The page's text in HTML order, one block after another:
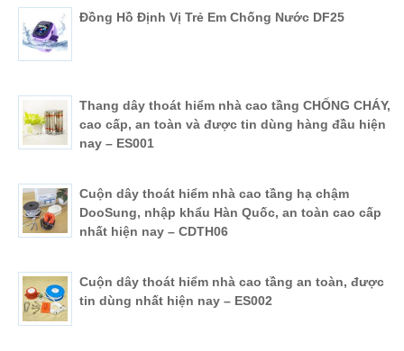
Đồng Hồ Định Vị Trẻ Em Chống Nước DF25
Thang dây thoát hiểm nhà cao tầng CHỐNG CHÁY,
cao cấp, an toàn và được tin dùng hàng đầu hiện
nay – ES001
Cuộn dây thoát hiểm nhà cao tầng hạ chậm
DooSung, nhập khẩu Hàn Quốc, an toàn cao cấp
nhất hiện nay – CDTH06
Cuộn dây thoát hiểm nhà cao tầng an toàn, được
tin dùng nhất hiện nay – ES002